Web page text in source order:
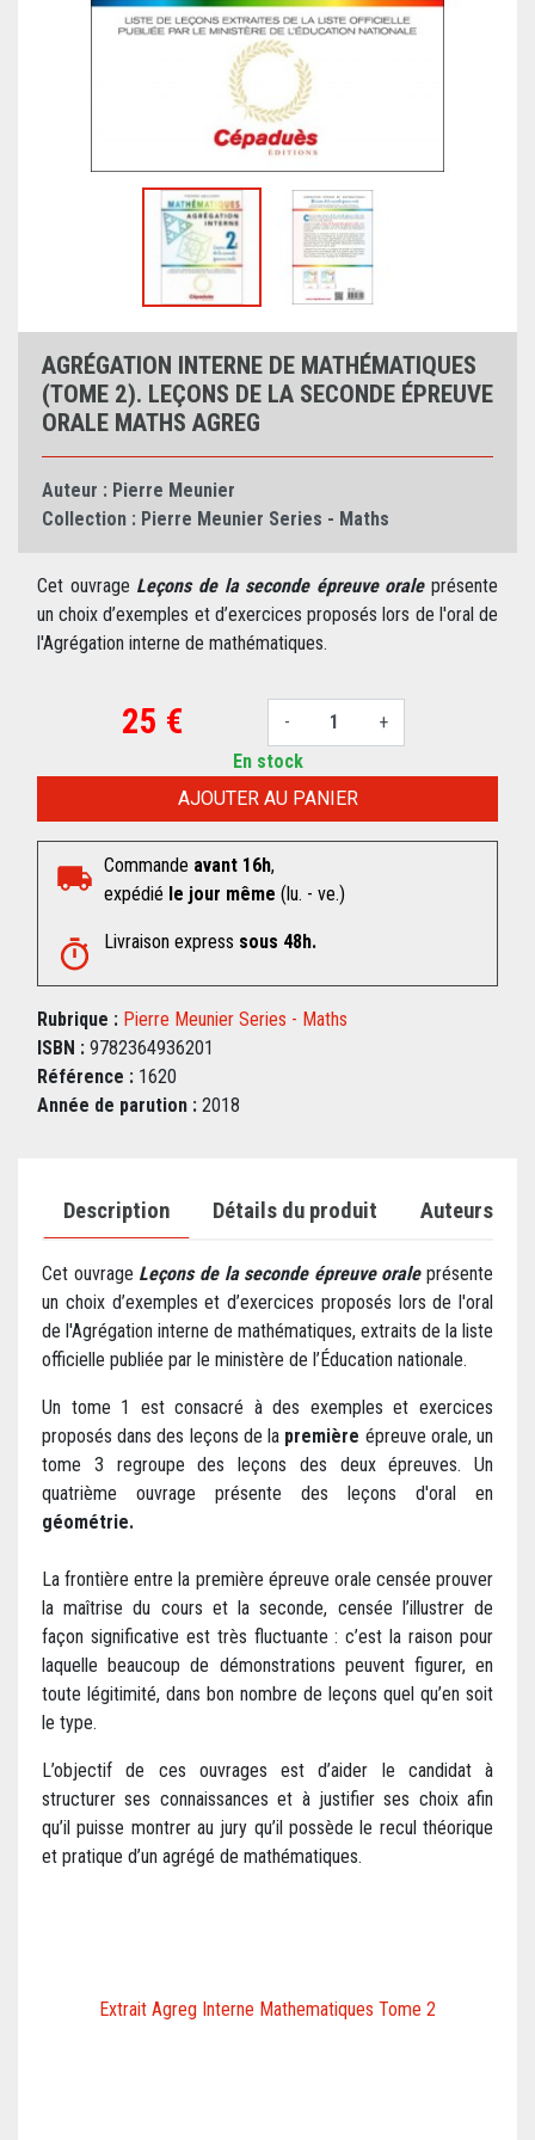
AGRÉGATION INTERNE DE MATHÉMATIQUES
(TOME 2). LEÇONS DE LA SECONDE ÉPREUVE
ORALE MATHS AGREG
Auteur : Pierre Meunier
Collection : Pierre Meunier Series - Maths
Cet ouvrage Leçons de la seconde épreuve oraleprésente
un choix d’exemples et d’exercices proposés lors de l'oral de
l'Agrégation interne de mathématiques.
25 € - +
AJOUTER AU PANIER
En stock
Commande avant 16h,
expédié le jour même (lu. - ve.)
Livraison express sous 48h.
Rubrique : Pierre Meunier Series - Maths
ISBN : 9782364936201
Référence : 1620
Année de parution : 2018
Description Détails du produit Auteurs
Cet ouvrage Leçons de la seconde épreuve oraleprésente
un choix d’exemples et d’exercices proposés lors de l'oral
de l'Agrégation interne de mathématiques, extraits de la liste
officielle publiée par le ministère de l’Éducation nationale.
Un tome 1 est consacré à des exemples et exercices
proposés dans des leçons de la première épreuve orale, un
tome 3 regroupe des leçons des deux épreuves. Un
quatrième ouvrage présente des leçons d'oral en
géométrie.
La frontière entre la première épreuve orale censée prouver
la maîtrise du cours et la seconde, censée l’illustrer de
façon significative est très fluctuante : c’est la raison pour
laquelle beaucoup de démonstrations peuvent figurer, en
toute légitimité, dans bon nombre de leçons quel qu’en soit
le type.
L’objectif de ces ouvrages est d’aider le candidat à
structurer ses connaissances et à justifier ses choix afin
qu’il puisse montrer au jury qu’il possède le recul théorique
et pratique d’un agrégé de mathématiques.
Extrait Agreg Interne Mathematiques Tome 2